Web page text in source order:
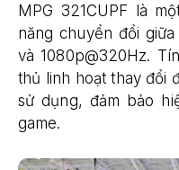
MPG 321CUPF là
năng chuyển đổi
và 1080p@320Hz.
thủ linh hoạt thay đổi
sử dụng, đảm bảo
game.